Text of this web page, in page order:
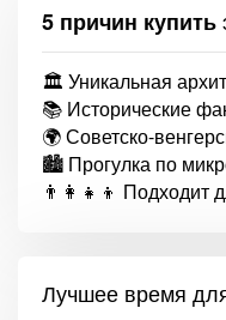
5 причин купить
🏛 Уникальная
📚 Исторические
🌍 Советско-
🏙 Прогулка по
👨‍👩‍👧‍👦 Подходит
Лучшее время